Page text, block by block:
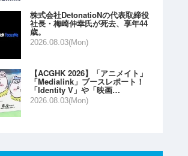
株式会社DetonatioNの代表取締役
社長・梅崎伸幸氏が死去、享年44
歳。
2026.08.03(Mon)
【ACGHK 2026】「アニメイト」
「Medialink」ブースレポート！
「Identity V」や「映画…
2026.08.03(Mon)